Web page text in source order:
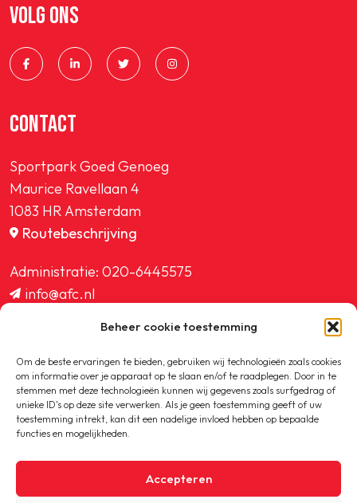
Beheer cookie toestemming
Om de beste ervaringen te bieden, gebruiken wij technologieën zoals cookies
om informatie over je apparaat op te slaan en/of te raadplegen. Door in te
stemmen met deze technologieën kunnen wij gegevens zoals surfgedrag of
unieke ID's op deze site verwerken. Als je geen toestemming geeft of uw
toestemming intrekt, kan dit een nadelige invloed hebben op bepaalde
functies en mogelijkheden.
Accepteren
VOLG ONS
CONTACT
Sportpark Goed Genoeg
Maurice Ravellaan 4
1083 HR Amsterdam
Routebeschrijving
Administratie: 020-6445575
info@afc.nl
ledenadministratie@afc.nl
Copyright © 2020-2026 AFC